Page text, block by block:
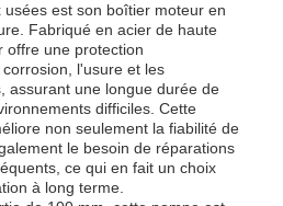
est son boîtier moteur en
Fabriqué en acier de haute
offre une protection
l'usure et les
assurant une longue durée de
difficiles. Cette
non seulement la fiabilité de
le besoin de réparations
ce qui en fait un choix
à long terme.